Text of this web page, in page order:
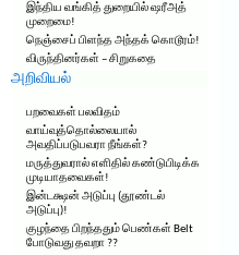
இந்திய வங்கித் துறையில் ஷரீஅத்
முறைமை!
நெஞ்சைப் பிளந்த அந்தக் கொடூரம்!
விருந்தினர்கள் – சிறுகதை
அறிவியல்
பறவைகள் பலவிதம்
வாய்வுத்தொல்லையால்
அவதிப்படுபவரா நீங்கள்?
மருத்துவரால் எளிதில் கண்டுபிடிக்க
முடியாதவைகள்!
இன்டக்ஷன் அடுப்பு (தூண்டல்
அடுப்பு)!
குழந்தை பிறந்ததும் பெண்கள் Belt
போடுவது தவறா ??